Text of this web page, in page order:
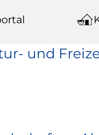
und